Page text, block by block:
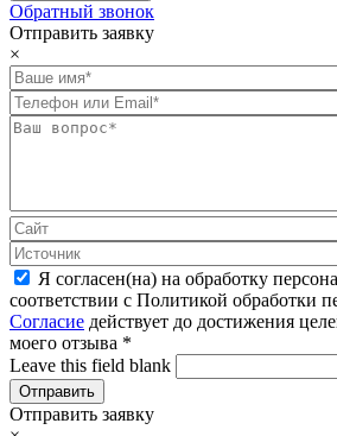
Обратный звонок
Отправить заявку
×
Я согласен(на) на обработку
соответствии с Политикой обработки
Согласие действует до достижения
моего отзыва *
Leave this field blank
Отправить заявку